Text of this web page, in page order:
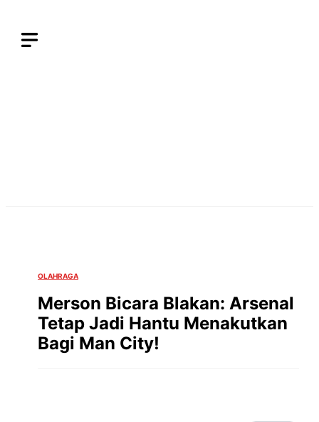
OLAHRAGA
Merson Bicara Blakan: Arsenal
Tetap Jadi Hantu Menakutkan
Bagi Man City!